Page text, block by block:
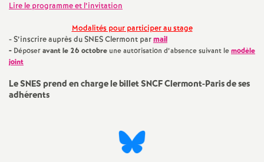
n
a
l
Lire le programme et l’invitation
Modalités pour participer au stage
- S’inscrire auprès du SNES Clermont parmail
- Déposeravant le 26 octobre une autorisation d’absence suivant lemodèle
joint
Le SNES prend en charge le billet SNCF Clermont-Paris de ses
adhérents